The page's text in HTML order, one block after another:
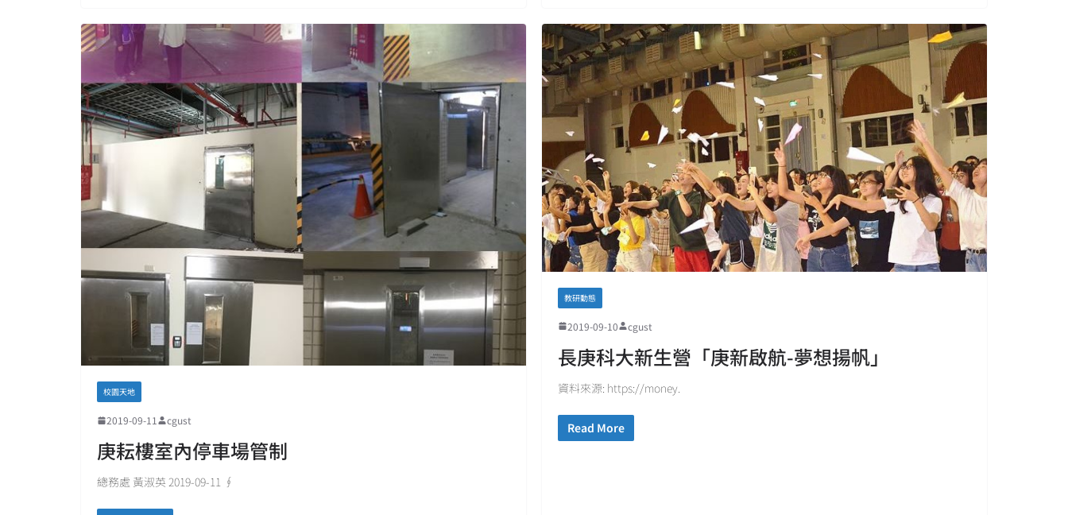
校園天地
2019-09-11 cgust
庚耘樓室內停車場管制
總務處 黃淑英 2019-09-11 ∮
教研動態
2019-09-10 cgust
長庚科大新生營「庚新啟航-夢想揚帆」
資料來源: https://money.
Read More